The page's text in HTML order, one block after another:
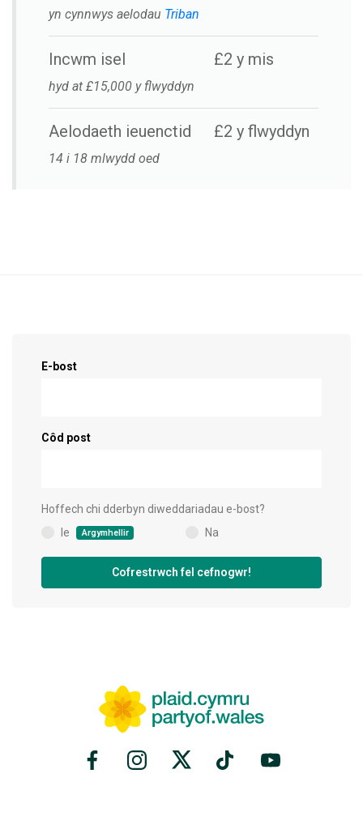
yn cynnwys aelodau Triban
Incwm isel £2 y mis
hyd at £15,000 y flwyddyn
Aelodaeth ieuenctid £2 y flwyddyn
14 i 18 mlwydd oed
Cofrestrwch fel cefnogwr!
E-bost
Côd post
Hoffech chi dderbyn diweddariadau e-bost?
Ie
(
Argymhellir
)
Na
Cofrestrwch fel cefnogwr!